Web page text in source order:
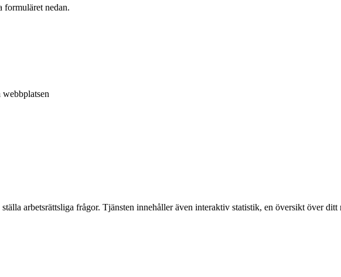
formuläret nedan.
arbetsrättsliga frågor. Tjänsten innehåller även interaktiv statistik, en översikt över